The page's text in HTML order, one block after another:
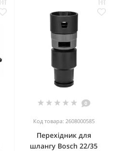
0
Код товара: 2608000585
Перехідник для
шлангу Bosch 22/35